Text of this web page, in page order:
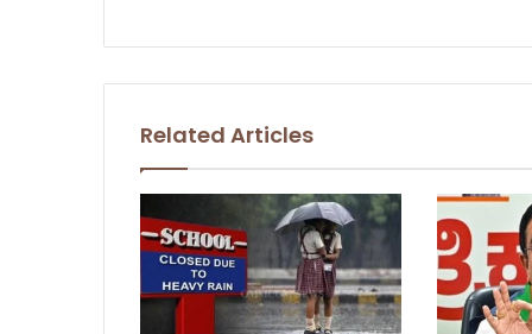
Related Articles